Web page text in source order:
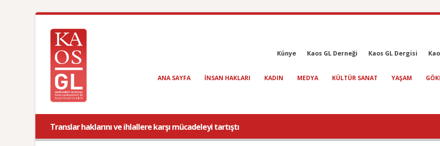
Künye Kaos GL Derneği Kaos GL Dergisi
ANA SAYFA INSAN HAKLARI KADIN MEDYA KÜLTÜR SANAT YAŞAM
Translar haklarını ve ihlallere karşı mücadeleyi tartıştı